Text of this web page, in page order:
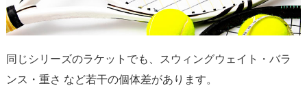
同じシリーズのラケットでも、スウィングウェイト・バラ
ンス・重さ など若干の個体差があります。